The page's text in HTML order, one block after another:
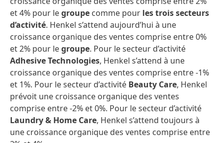
et 4% pour legroupe comme pour les trois secteurs
d’activité. Henkel s’attend aujourd’hui à une
croissance organique des ventes comprise entre 0%
et 2% pour legroupe. Pour le secteur d’activité
Adhesive Technologies, Henkel s’attend à une
croissance organique des ventes comprise entre -1%
et 1%. Pour le secteur d’activité Beauty Care, Henkel
prévoit une croissance organique des ventes
comprise entre -2% et 0%. Pour le secteur d’activité
Laundry & Home Care, Henkel s’attend toujours à
une croissance organique des ventes comprise entre